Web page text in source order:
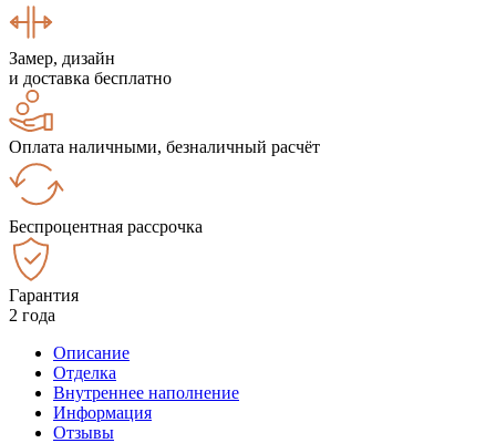
Замер, дизайн
и доставка бесплатно
Оплата наличными, безналичный расчёт
Беспроцентная рассрочка
Гарантия
2 года
Описание
Отделка
Внутреннее наполнение
Информация
Отзывы